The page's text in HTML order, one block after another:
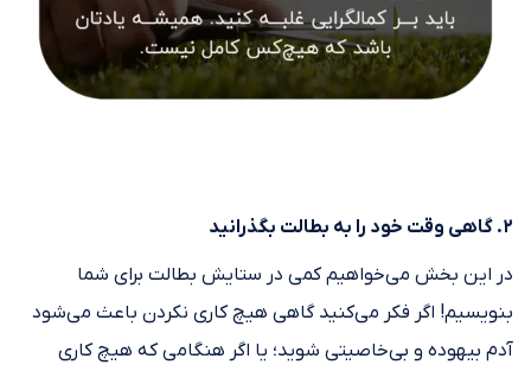
۲. گاهی وقت خود را به بطالت بگذرانید
در این بخش می‌خواهیم کمی در ستایش بطالت برای شما
بنویسیم! اگر فکر می‌کنید گاهی هیچ کاری نکردن باعث می‌شود
آدم بیهوده و بی‌خاصیتی شوید؛ یا اگر هنگامی که هیچ کاری